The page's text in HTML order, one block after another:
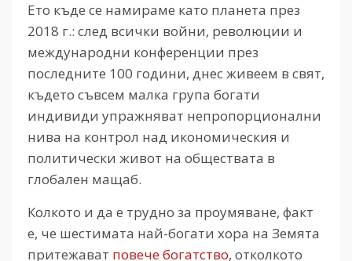
Ето къде се намираме като планета през
2018 г.: след всички войни, революции и
международни конференции през
последните 100 години, днес живеем в свят,
където съвсем малка група богати
индивиди упражняват непропорционални
нива на контрол над икономическия и
политически живот на обществата в
глобален мащаб.
Колкото и да е трудно за проумяване, факт
е, че шестимата най-богати хора на Земята
притежават повече богатство, отколкото